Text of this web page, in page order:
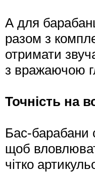
А для
разом з
отримати
з вражаючою
Точність на
Бас-барабани
щоб
чітко